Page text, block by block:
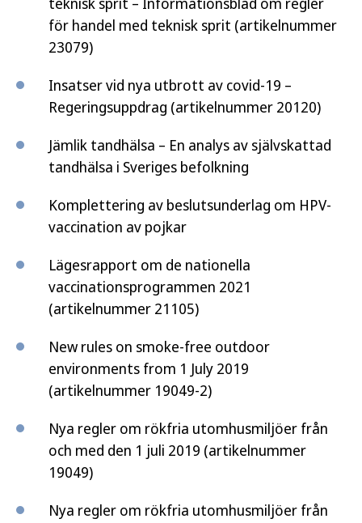
för handel med teknisk sprit (artikelnummer
23079)
Insatser vid nya utbrott av covid-19 –
Regeringsuppdrag (artikelnummer 20120)
Jämlik tandhälsa – En analys av självskattad
tandhälsa i Sveriges befolkning
Komplettering av beslutsunderlag om HPV-
vaccination av pojkar
Lägesrapport om de nationella
vaccinationsprogrammen 2021
(artikelnummer 21105)
New rules on smoke-free outdoor
environments from 1 July 2019
(artikelnummer 19049-2)
Nya regler om rökfria utomhusmiljöer från
och med den 1 juli 2019 (artikelnummer
19049)
Nya regler om rökfria utomhusmiljöer från